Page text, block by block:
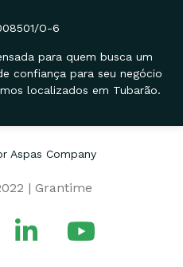
O-6
para quem busca um
confiança para seu negócio
localizados em Tubarão.
Aspas Company
| Grantime